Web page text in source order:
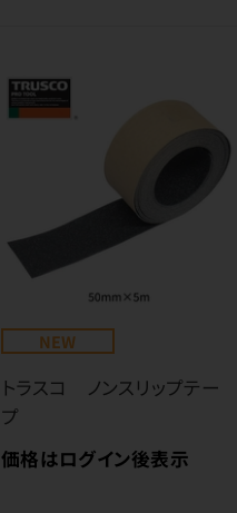
NEW
トラスコ ノンスリップテー
プ
価格はログイン後表示